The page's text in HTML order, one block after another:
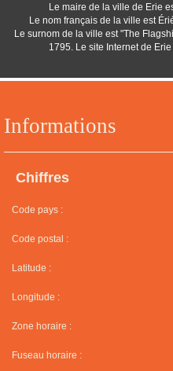
Informations
Chiffres
Code pays :
Code postal :
Latitude :
Longitude :
Zone horaire :
Fuseau horaire :
Le maire de la ville de Erie
Le nom français de la ville est
Le surnom de la ville est "The
1795. Le site Internet de